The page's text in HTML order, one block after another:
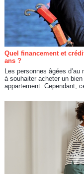
Quel financement et
ans ?
Les personnes âgées
à souhaiter acheter un
appartement. Cependant,